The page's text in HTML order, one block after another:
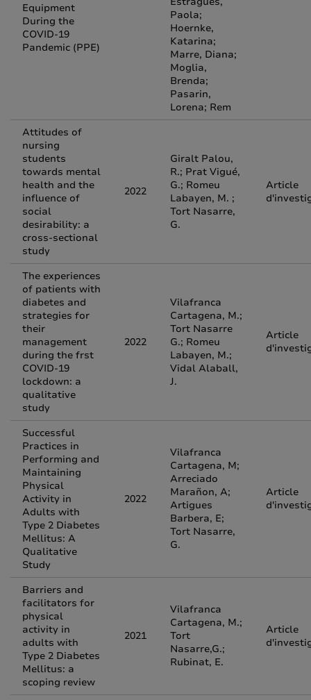
Equipment
During the
COVID-19
Pandemic (PPE)
Paola;
Hoernke,
Katarina;
Marre, Diana;
Moglia,
Brenda;
Pasarin,
Lorena; Rem
Attitudes of
nursing
students
towards mental
health and the
influence of
social
desirability: a
cross-sectional
study
2022
Giralt Palou,
R.; Prat Vigué,
G.; Romeu
Labayen, M. ;
Tort Nasarre,
G.
Article
The experiences
of patients with
diabetes and
strategies for
their
management
during the frst
COVID-19
lockdown: a
qualitative
study
2022
Vilafranca
Cartagena, M.;
Tort Nasarre
G.; Romeu
Labayen, M.;
Vidal Alaball,
J.
Article
Successful
Practices in
Performing and
Maintaining
Physical
Activity in
Adults with
Type 2 Diabetes
Mellitus: A
Qualitative
Study
2022
Vilafranca
Cartagena, M;
Arreciado
Marañon, A;
Artigues
Barbera, E;
Tort Nasarre,
G.
Article
Barriers and
facilitators for
physical
activity in
adults with
Type 2 Diabetes
Mellitus: a
scoping review
2021
Vilafranca
Cartagena, M.;
Tort
Nasarre,G.;
Rubinat, E.
Article